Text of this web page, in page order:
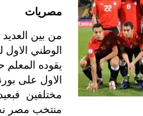
مصريات
من بين
الوطني الاول
الاول على